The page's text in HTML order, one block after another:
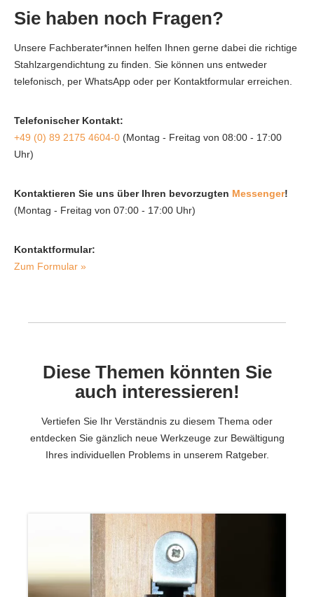
Sie haben noch Fragen?
Unsere Fachberater*innen helfen Ihnen gerne dabei die richtige
Stahlzargendichtung zu finden. Sie können uns entweder
telefonisch, per WhatsApp oder per Kontaktformular erreichen.
Telefonischer Kontakt:
+49 (0) 89 2175 4604-0 (Montag - Freitag von 08:00 - 17:00
Uhr)
Kontaktieren Sie uns über Ihren bevorzugten Messenger!
(Montag - Freitag von 07:00 - 17:00 Uhr)
Kontaktformular:
Zum Formular »
Diese Themen könnten Sie
auch interessieren!
Vertiefen Sie Ihr Verständnis zu diesem Thema oder
entdecken Sie gänzlich neue Werkzeuge zur Bewältigung
Ihres individuellen Problems in unserem Ratgeber.